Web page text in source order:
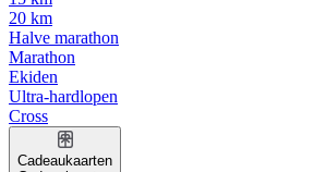
20 km
Halve marathon
Marathon
Ekiden
Ultra-hardlopen
Cross
Cadeaukaarten